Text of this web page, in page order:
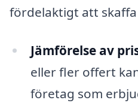
fördelaktigt att
Jämförelse av
eller fler offert
företag som